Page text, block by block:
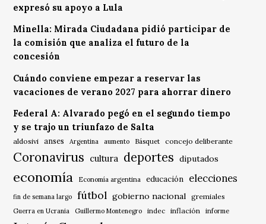
expresó su apoyo a Lula
Minella: Mirada Ciudadana pidió participar de
la comisión que analiza el futuro de la
concesión
Cuándo conviene empezar a reservar las
vacaciones de verano 2027 para ahorrar dinero
Federal A: Alvarado pegó en el segundo tiempo
y se trajo un triunfazo de Salta
aldosivi anses Argentina aumento Básquet concejo deliberante
Coronavirus cultura deportes diputados
economía Economía argentina educación elecciones
fin de semana largo fútbol gobierno nacional gremiales
Guerra en Ucrania Guillermo Montenegro indec inflación informe